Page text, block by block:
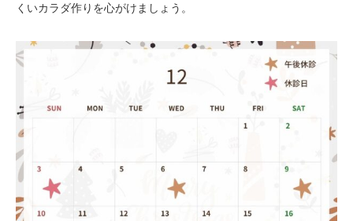
くいカラダ作りを心がけましょう。